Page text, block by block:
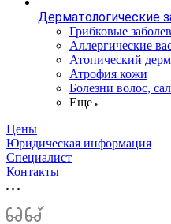
Дерматологические
Грибковые
Аллергические
Атопический
Атрофия кожи
Болезни волос,
Еще
Цены
Юридическая информация
Специалист
Контакты